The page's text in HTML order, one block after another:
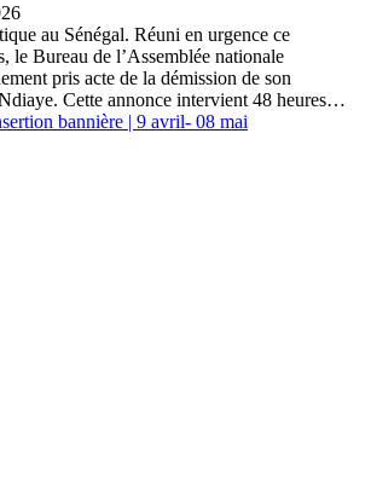
au Sénégal. Réuni en urgence ce
le Bureau de l’Assemblée nationale
pris acte de la démission de son
Cette annonce intervient 48 heures…